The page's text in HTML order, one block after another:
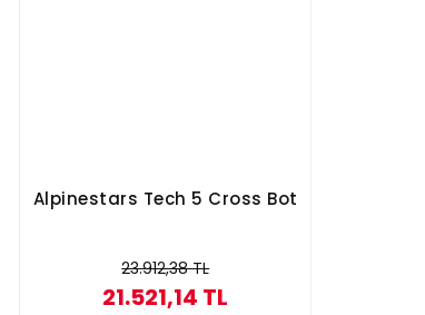
Alpinestars Tech 5 Cross Bot
23.912,38 TL
21.521,14 TL